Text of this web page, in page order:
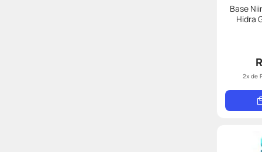
Base
Hidra
2x de